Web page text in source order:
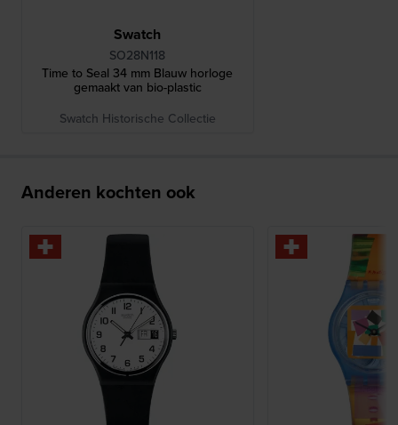
Swatch
SO28N118
Time to Seal 34 mm Blauw horloge
gemaakt van bio-plastic
Swatch Historische Collectie
Anderen kochten ook